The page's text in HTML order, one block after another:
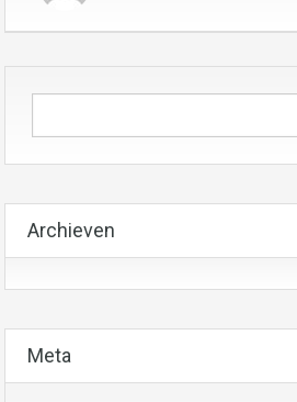
Archieven
Meta